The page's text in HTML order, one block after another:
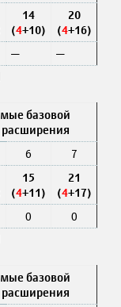
14
(4+10)
20
(4+16)
— —
базовой
6 7
15
(4+11)
21
(4+17)
0 0
базовой